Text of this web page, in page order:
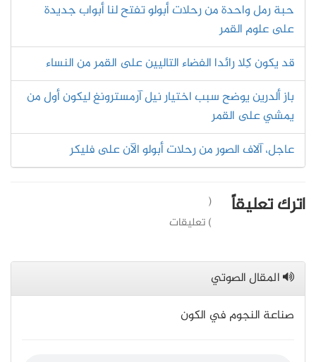
حبة رمل واحدة من رحلات أبولو تفتح لنا أبواب جديدة
على علوم القمر
قد يكون كِلا رائدا الفضاء التاليين على القمر من النساء
باز ألدرين يوضح سبب اختيار نيل آرمسترونغ ليكون أول من
يمشي على القمر
عاجل، آلاف الصور من رحلات أبولو الآن على فليكر
اترك تعليقاً
(
) تعليقات
المقال الصوتي
صناعة النجوم في الكون